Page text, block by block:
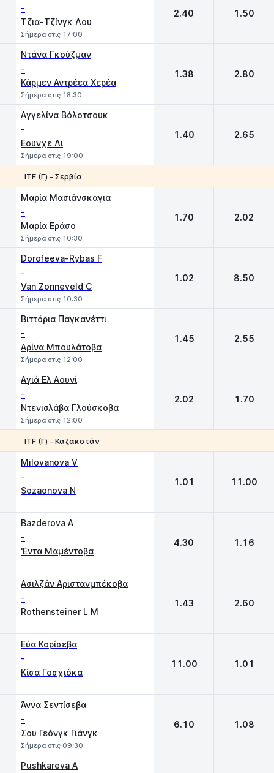
-
Τζια-Τζίνγκ Λου
Σήμερα στις 17:00
2.40 1.50
Ντάνα Γκούζμαν
-
Κάρμεν Αντρέεα Χερέα
Σήμερα στις 18:30
1.38 2.80
Αγγελίνα Βόλοτσουκ
-
Εουνχε Λι
Σήμερα στις 19:00
1.40 2.65
ITF (Γ) - Σερβία
Μαρία Μασιάνσκαγια
-
Μαρία Εράσο
Σήμερα στις 10:30
1.70 2.02
Dorofeeva-Rybas F
-
Van Zonneveld C
Σήμερα στις 10:30
1.02 8.50
Βιττόρια Παγκανέττι
-
Αρίνα Μπουλάτοβα
Σήμερα στις 12:00
1.45 2.55
Αγιά Ελ Αουνί
-
Ντενισλάβα Γλούσκοβα
Σήμερα στις 12:00
2.02 1.70
ITF (Γ) - Καζακστάν
Milovanova V
-
Sozaonova N
1.01 11.00
Bazderova A
-
'Εντα Μαμέντοβα
4.30 1.16
Ασιλζάν Αριστανμπέκοβα
-
Rothensteiner L M
1.43 2.60
Εύα Κορίσεβα
-
Κίσα Γοσχιόκα
11.00 1.01
Άννα Σεντίσεβα
-
Σου Γεόνγκ Γιάνγκ
Σήμερα στις 09:30
6.10 1.08
Pushkareva A